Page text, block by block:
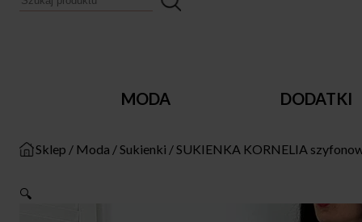
MODA DODATKI
Sklep / Moda /Sukienki /SUKIENKA KORNELIA
🔍